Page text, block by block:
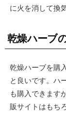
に火を消して換
乾燥ハーブ
乾燥ハーブを購
と良いです。ハ
も購入できます
販サイトはもち